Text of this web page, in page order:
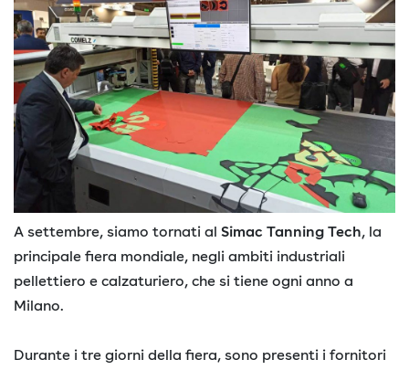
A settembre, siamo tornati al Simac Tanning Tech, la
principale fiera mondiale, negli ambiti industriali
pellettiero e calzaturiero, che si tiene ogni anno a
Milano.
Durante i tre giorni della fiera, sono presenti i fornitori